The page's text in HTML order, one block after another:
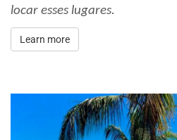
locar esses lugares.
Learn more